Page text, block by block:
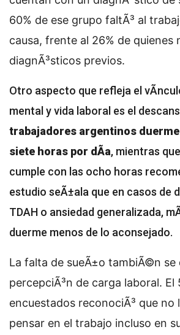
60% de ese grupo faltÃ³ al
causa, frente al 26% de quienes
diagnÃ³sticos previos.
Otro aspecto que refleja el
mental y vida laboral es el
trabajadores argentinos
siete horas por dÃ­a, mientras
cumple con las ocho horas
estudio seÃ±ala que en casos de
TDAH o ansiedad generalizada,
duerme menos de lo aconsejado.
La falta de sueÃ±o tambiÃ©n se
percepciÃ³n de carga laboral. El
encuestados reconociÃ³ que no
pensar en el trabajo incluso en